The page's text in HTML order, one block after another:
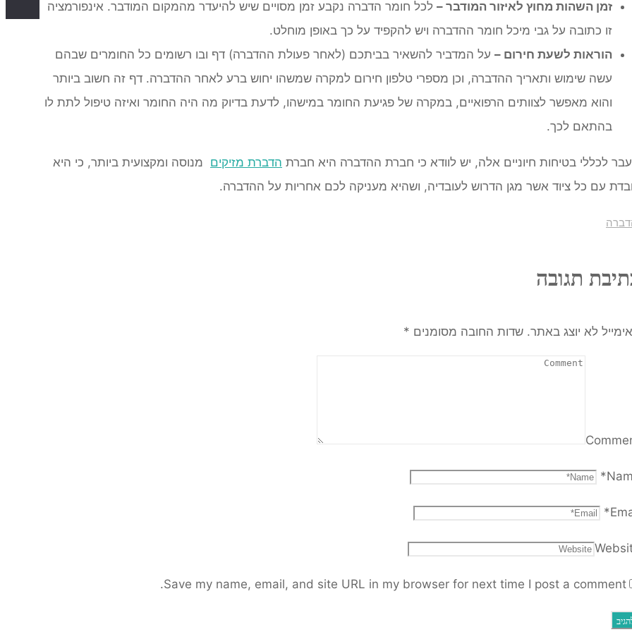
זמן השהות מחוץ לאיזור המודבר – לכל חומר הדברה נקבע זמן מסויים שיש להיעדר מהמקום המודבר. אינפורמציה
זו כתובה על גבי מיכל חומר ההדברה ויש להקפיד על כך באופן מוחלט.
הוראות לשעת חירום – על המדביר להשאיר בביתכם (לאחר פעולת ההדברה) דף ובו רשומים כל החומרים שבהם
עשה שימוש ותאריך ההדברה, וכן מספרי טלפון חירום למקרה שמשהו יחוש ברע לאחר ההדברה. דף זה חשוב ביותר
והוא מאפשר לצוותים הרפואיים, במקרה של פגיעת החומר במישהו, לדעת בדיוק מה היה החומר ואיזה טיפול לתת לו
בהתאם לכך.
לכללי בטיחות חיוניים אלה, יש לוודא כי חברת ההדברה היא חברת הדברת מזיקים מנוסה ומקצועית ביותר, כי היא
עם כל ציוד אשר מגן הדרוש לעובדיה, ושהיא מעניקה לכם אחריות על ההדברה.
תגובה
לא יוצג באתר. שדות החובה מסומנים *
*
*
Save my name, email, and site URL in my browser for next time I post a comment.